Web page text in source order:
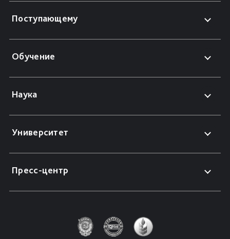
Поступающему
Обучение
Наука
Университет
Пресс-центр